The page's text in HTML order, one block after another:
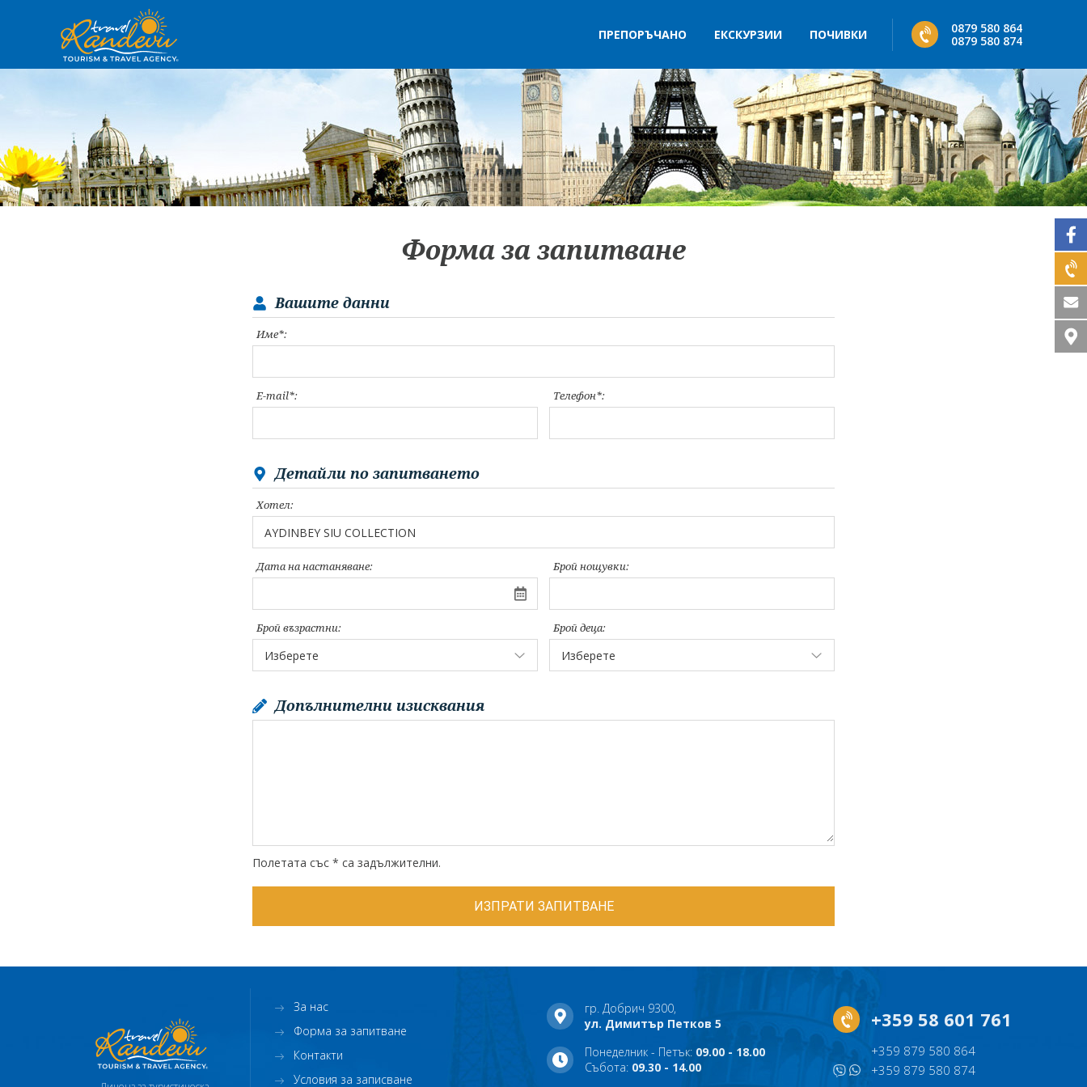
ПРЕПОРЪЧАНО ЕКСКУРЗИИ ПОЧИВКИ
0879 580 864
0879 580 874
Форма за запитване
Вашите данни
Име*:
E-mail*: Телефон*:
Детайли по запитването
Хотел:
Дата на настаняване: Брой нощувки:
Брой възрастни: Брой деца:
Допълнителни изисквания
Полетата със * са задължителни.
За нас
Форма за запитване
Контакти
Условия за записване
гр. Добрич 9300,
ул. Димитър Петков 5
Понеделник - Петък: 09.00 - 18.00
Събота: 09.30 - 14.00
+359 58 601 761
+359 879 580 864
+359 879 580 874